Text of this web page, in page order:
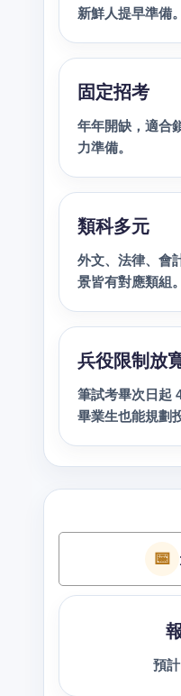
新鮮人提早準備。
固定招考
年年開缺，適合
力準備。
類科多元
外文、法律、會
景皆有對應類組。
兵役限制放
筆試考畢次日起
畢業生也能規劃
📅
預